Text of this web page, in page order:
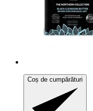
Coș de cumpărături